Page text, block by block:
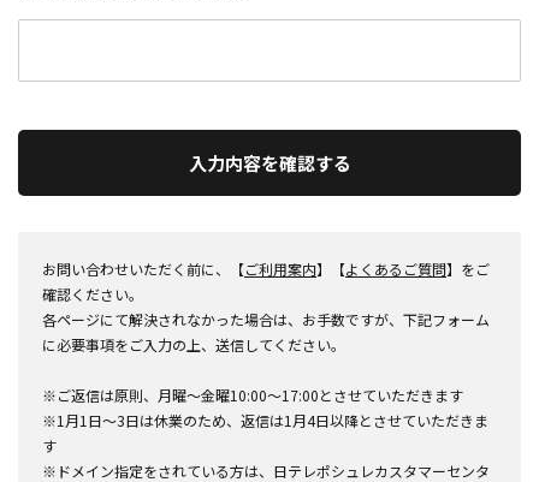
入力内容を確認する
お問い合わせいただく前に、【ご利用案内】【よくあるご質問】をご
確認ください。
各ページにて解決されなかった場合は、お手数ですが、下記フォーム
に必要事項をご入力の上、送信してください。
※ご返信は原則、月曜～金曜10:00～17:00とさせていただきます
※1月1日～3日は休業のため、返信は1月4日以降とさせていただきま
す
※ドメイン指定をされている方は、日テレポシュレカスタマーセンタ